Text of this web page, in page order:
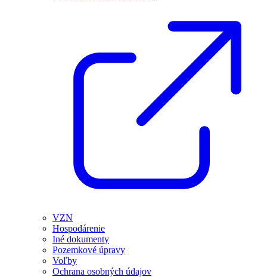
VZN
Hospodárenie
Iné dokumenty
Pozemkové úpravy
Voľby
Ochrana osobných údajov